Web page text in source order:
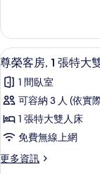
相
片
特
大
雙
人
床,
城
市
景
客
房,
1
張
特
大
人
床,
市
顯
示
尊
榮
客
房,
1
7
尊榮客房, 1 張特大
1 間臥室
可容納 3 人 (依實
1 張特大雙人床
免費無線上網
更多資訊
更